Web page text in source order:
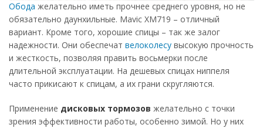
Обода желательно иметь прочнее среднего уровня, но не
обязательно даунхильные. Mavic XM719 – отличный
вариант. Кроме того, хорошие спицы – так же залог
надежности. Они обеспечат велоколесу высокую прочность
и жесткость, позволяя править восьмерки после
длительной эксплуатации. На дешевых спицах ниппеля
часто прикисают к спицам, а их грани скругляются.
Применение дисковых тормозов желательно с точки
зрения эффективности работы, особенно зимой. Но у них